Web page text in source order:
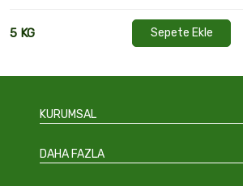
5 KG Sepete Ekle
KURUMSAL
DAHA FAZLA